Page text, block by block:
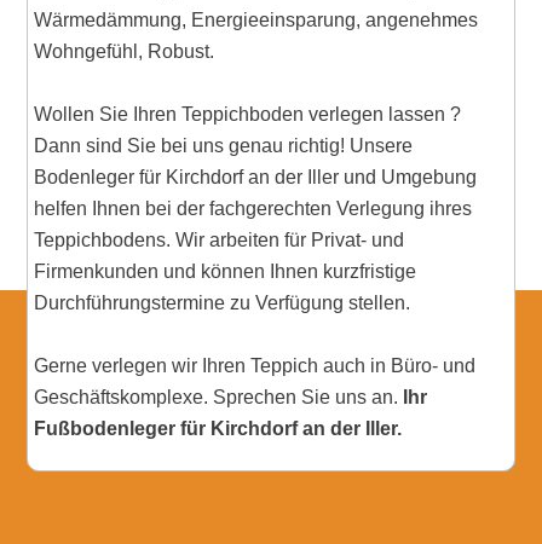
Wärmedämmung, Energieeinsparung, angenehmes
Wohngefühl, Robust.
Wollen Sie Ihren Teppichboden verlegen lassen ?
Dann sind Sie bei uns genau richtig! Unsere
Bodenleger für Kirchdorf an der Iller und Umgebung
helfen Ihnen bei der fachgerechten Verlegung ihres
Teppichbodens. Wir arbeiten für Privat- und
Firmenkunden und können Ihnen kurzfristige
Durchführungstermine zu Verfügung stellen.
Gerne verlegen wir Ihren Teppich auch in Büro- und
Geschäftskomplexe. Sprechen Sie uns an.
Ihr
Fußbodenleger für Kirchdorf an der Iller.